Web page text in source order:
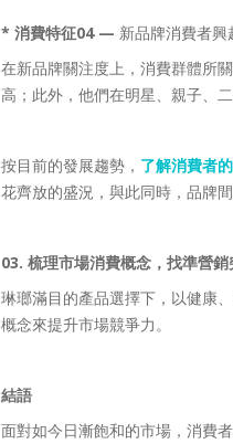
* 消費特征04— 新品牌消費者
在新品牌關注度上，消費群體所
高；此外，他們在明星、親子、
按目前的發展趨勢， 了解消費者
花齊放的盛況，與此同時，品牌
03. 梳理市場消費概念，找準營銷
琳瑯滿目的產品選擇下，以健康
概念來提升市場競爭力。
結語
面對如今日漸飽和的市場，消費